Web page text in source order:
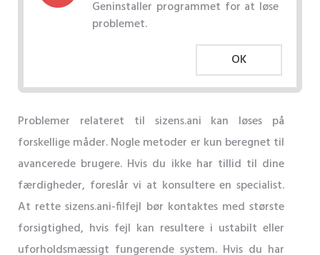
Geninstaller programmet for at løse
problemet.
OK
Problemer relateret til sizens.ani kan løses på
forskellige måder. Nogle metoder er kun beregnet til
avancerede brugere. Hvis du ikke har tillid til dine
færdigheder, foreslår vi at konsultere en specialist.
At rette sizens.ani-filfejl bør kontaktes med største
forsigtighed, hvis fejl kan resultere i ustabilt eller
uforholdsmæssigt fungerende system. Hvis du har